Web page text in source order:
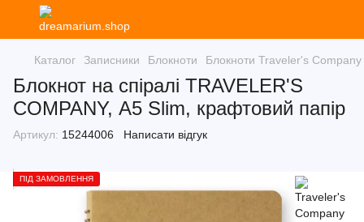
Каталог Записники Блокноти Блокноти Traveler's Company
Блокнот на спіралі TRAVELER'S
COMPANY, А5 Slim, крафтовий папір
Артикул: 15244006 Написати відгук
ПІД ЗАМОВЛЕННЯ